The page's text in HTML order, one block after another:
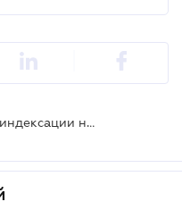
Госгеокадастр сообщил размер индексации нормативной денежной оценки земель за 2025 год